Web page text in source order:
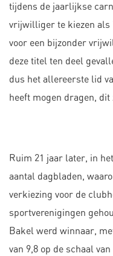
tijdens de jaarlijkse
vrijwilliger te kiezen als
voor een bijzonder
deze titel ten deel
dus het allereerste lid
heeft mogen dragen,
Ruim 21 jaar later, in
aantal dagbladen,
verkiezing voor de
sportverenigingen
Bakel werd winnaar,
van 9,8 op de schaal